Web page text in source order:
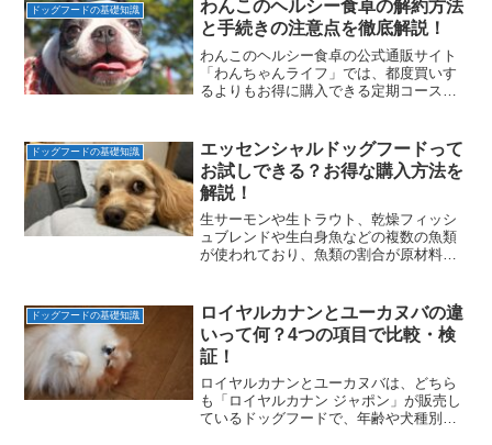
ので、ぜひ愛犬のドッグフード選びの参
考にしてみてください。
ドッグフードの基礎知識
わんこのヘルシー食卓の解約方法
と手続きの注意点を徹底解説！
わんこのヘルシー食卓の公式通販サイト
「わんちゃんライフ」では、都度買いす
るよりもお得に購入できる定期コースが
法と手続きの注意点を解説しているの
で、ぜひ参考にしてみてください。
ドッグフードの基礎知識
エッセンシャルドッグフードって
お試しできる？お得な購入方法を
解説！
生サーモンや生トラウト、乾燥フィッシ
ュブレンドや生白身魚などの複数の魚類
が使われており、魚類の割合が原材料全
シャルドッグフードのお試しサンプルの
販売状況や、お得にお試しできる方法を
解説しているので、ぜひ参考にしてみて
ください。
ドッグフードの基礎知識
ロイヤルカナンとユーカヌバの違
いって何？4つの項目で比較・検
証！
ロイヤルカナンとユーカヌバは、どちら
も「ロイヤルカナン ジャポン」が販売し
ているドッグフードで、年齢や犬種別な